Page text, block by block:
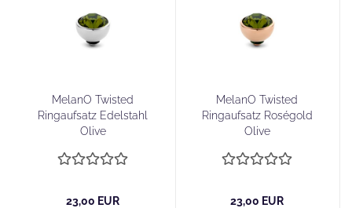
MelanO Twisted
Ringaufsatz Edelstahl
Olive
23,00 EUR
MelanO Twisted
Ringaufsatz Roségold
Olive
23,00 EUR